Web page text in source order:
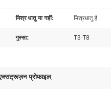
मिश्र धातु या नहीं: मिश्रधातु है
गुस्सा: T3-T8
प्रोफाइल,